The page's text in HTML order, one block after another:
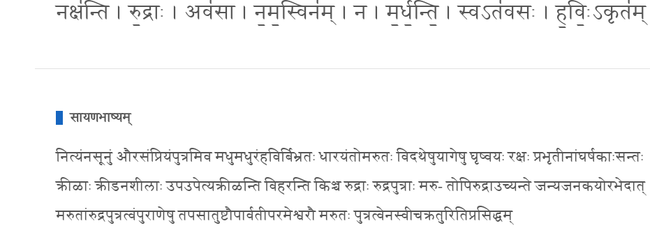
नक्ष॑न्ति । रु॒द्राः । अव॑सा । न॒म॒स्विन॑म् । न । म॒र्ध॒न्ति॒ । स्वऽत॑वसः । ह॒विः॒ऽकृत॑म्
सायणभाष्यम्
नित्यंनसूनुं औरसंप्रियंपुत्रमिव मधुमधुरंहविर्बिभ्रतः धारयंतोमरुतः विदथेषुयागेषु घृष्वयः रक्षः प्रभृतीनांघर्षकाःसन्तः
क्रीळाः क्रीडनशीलाः उपउपेत्यक्रीळन्ति विहरन्ति किञ्च रुद्राः रुद्रपुत्राः मरु- तोपिरुद्राउच्यन्ते जन्यजनकयोरभेदात्
मरुतांरुद्रपुत्रत्वंपुराणेषु तपसातुष्टौपार्वतीपरमेश्वरौ मरुतः पुत्रत्वेनस्वीचक्रतुरितिप्रसिद्धम्